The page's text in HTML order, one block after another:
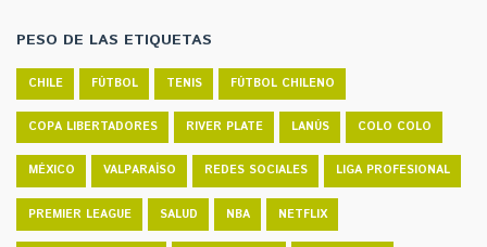
PESO DE LAS ETIQUETAS
CHILE FÚTBOL TENIS FÚTBOL CHILENO
COPA LIBERTADORES RIVER PLATE LANÚS COLO COLO
MÉXICO VALPARAÍSO REDES SOCIALES LIGA PROFESIONAL
PREMIER LEAGUE SALUD NBA NETFLIX